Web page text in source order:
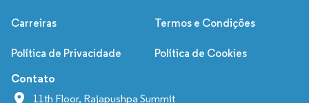
Carreiras Termos e Condições
Política de Privacidade Política de Cookies
Contato
11th Floor, Rajapushpa Summit